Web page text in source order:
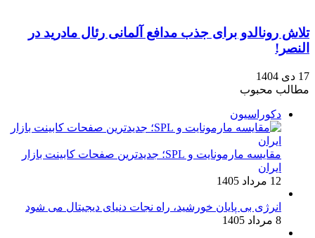
تلاش رونالدو برای جذب مدافع آلمانی رئال مادرید در
النصر!
17 دی 1404
مطالب محبوب
دکوراسیون
مقایسه مارمونایت و SPL؛ جدیدترین صفحات کابینت بازار
ایران
12 مرداد 1405
انرژی بی‌ پایان خورشید، راه نجات دنیای دیجیتال می شود
8 مرداد 1405